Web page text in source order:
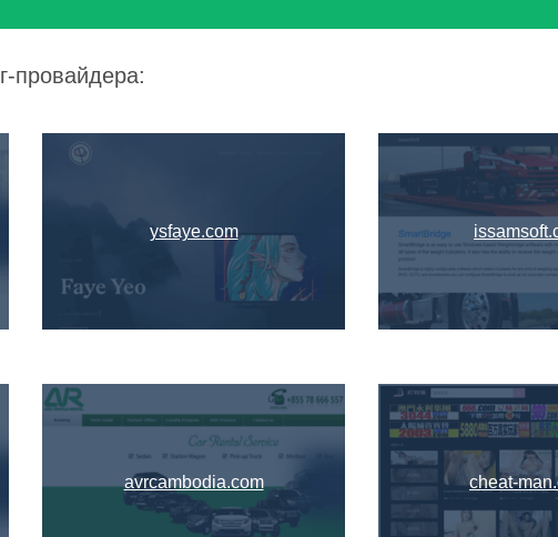
провайдера:
ysfaye.com
avrcambodia.com cheat-